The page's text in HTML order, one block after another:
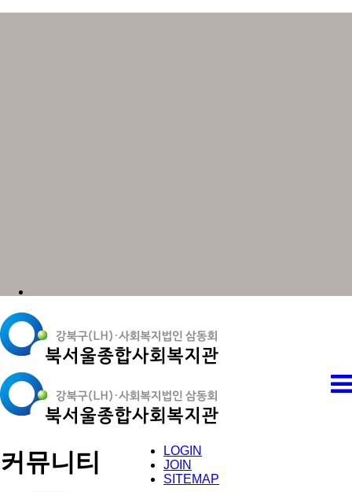
LOGIN
JOIN
SITEMAP
커뮤니티